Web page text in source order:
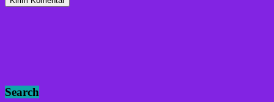
Search